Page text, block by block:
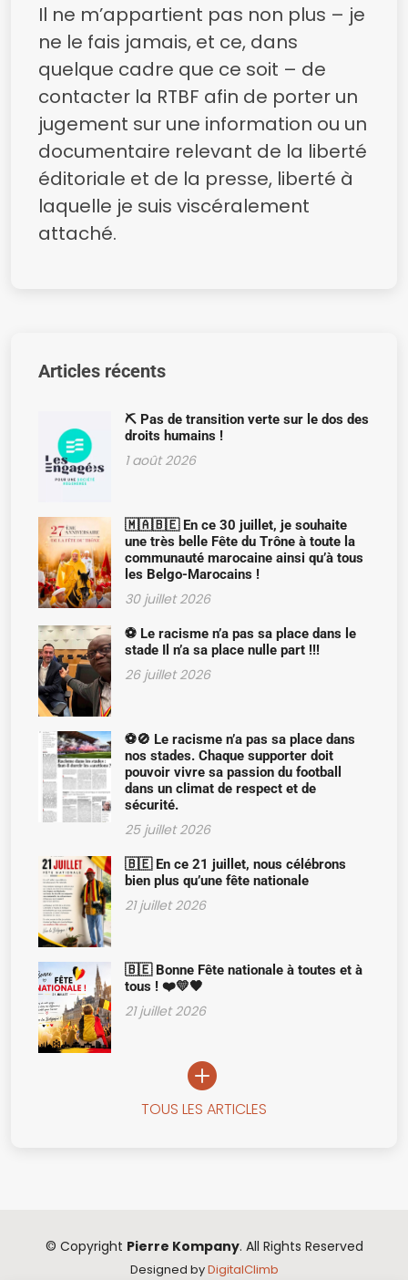
Il ne m’appartient pas non plus – je
ne le fais jamais, et ce, dans
quelque cadre que ce soit – de
contacter la RTBF afin de porter un
jugement sur une information ou un
documentaire relevant de la liberté
éditoriale et de la presse, liberté à
laquelle je suis viscéralement
attaché.
Articles récents
⛏️ Pas de transition verte sur le dos des
droits humains !
1 août 2026
🇲🇦🇧🇪 En ce 30 juillet, je souhaite
une très belle Fête du Trône à toute la
communauté marocaine ainsi qu’à tous
les Belgo-Marocains !
30 juillet 2026
⚽ Le racisme n’a pas sa place dans le
stade Il n’a sa place nulle part !!!
26 juillet 2026
⚽🚫 Le racisme n’a pas sa place dans
nos stades. Chaque supporter doit
pouvoir vivre sa passion du football
dans un climat de respect et de
sécurité.
25 juillet 2026
🇧🇪 En ce 21 juillet, nous célébrons
bien plus qu’une fête nationale
21 juillet 2026
🇧🇪 Bonne Fête nationale à toutes et à
tous ! ❤️💛🖤
21 juillet 2026
TOUS LES ARTICLES
© Copyright Pierre Kompany. All Rights Reserved
Designed byDigitalClimb